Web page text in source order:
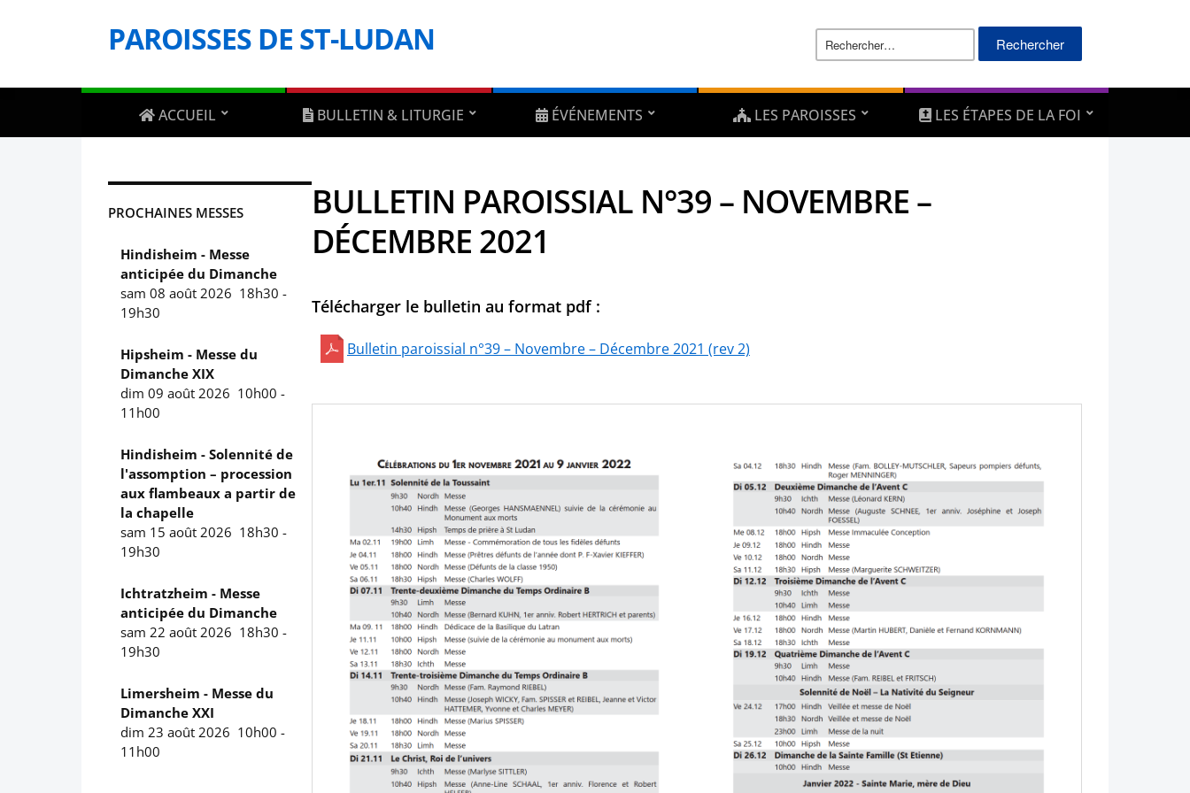
PAROISSES DE ST-LUDAN Rechercher :
ACCUEIL BULLETIN & LITURGIE ÉVÉNEMENTS LES PAROISSES LES ÉTAPES DE LA FOI
PROCHAINES MESSES
Hindisheim - Messe
anticipée du Dimanche
sam 08 août 2026 18h30 -
19h30
Hipsheim - Messe du
Dimanche XIX
dim 09 août 2026 10h00 -
11h00
Hindisheim - Solennité de
l'assomption – procession
aux flambeaux a partir de
la chapelle
sam 15 août 2026 18h30 -
19h30
Ichtratzheim - Messe
anticipée du Dimanche
sam 22 août 2026 18h30 -
19h30
Limersheim - Messe du
Dimanche XXI
dim 23 août 2026 10h00 -
11h00
BULLETIN PAROISSIAL N°39 – NOVEMBRE –
DÉCEMBRE 2021
Télécharger le bulletin au format pdf :
Bulletin paroissial n°39 – Novembre – Décembre 2021 (rev 2)